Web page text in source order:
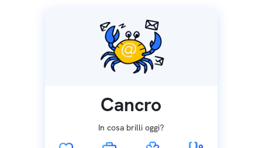
Cancro
In cosa brilli oggi?